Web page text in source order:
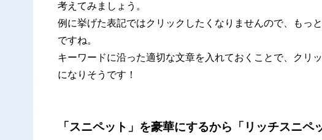
考えてみましょう。
例に挙げた表記ではクリックしたくなりませんので、もっ
ですね。
キーワードに沿った適切な文章を入れておくことで、クリ
になりそうです！
「スニペット」を豪華にするから「リッチスニペ